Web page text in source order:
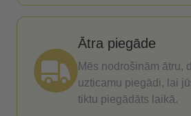
Ātra piegāde
Mēs nodrošinām ātru,
uzticamu piegādi, lai
tiktu piegādāts laikā.